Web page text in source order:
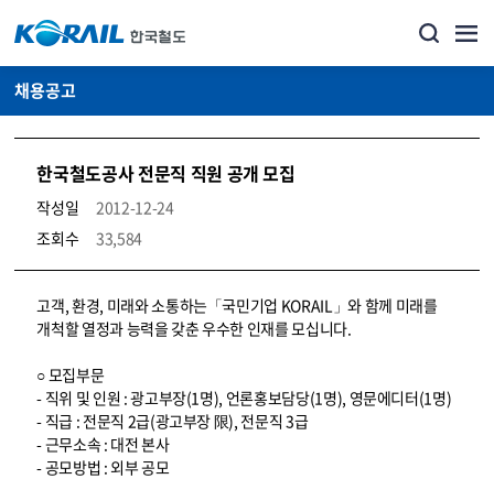
채용공고
한국철도공사 전문직 직원 공개 모집
작성일
2012-12-24
조회수
33,584
코레일소개_경영공시_채용공고 상세보기 – 내용, 파일, 담당자 연락처로 구성
고객, 환경, 미래와 소통하는「국민기업 KORAIL」와 함께 미래를
개척할 열정과 능력을 갖춘 우수한 인재를 모십니다.
○ 모집부문
- 직위 및 인원 : 광고부장(1명), 언론홍보담당(1명), 영문에디터(1명)
- 직급 : 전문직 2급(광고부장 限), 전문직 3급
- 근무소속 : 대전 본사
- 공모방법 : 외부 공모